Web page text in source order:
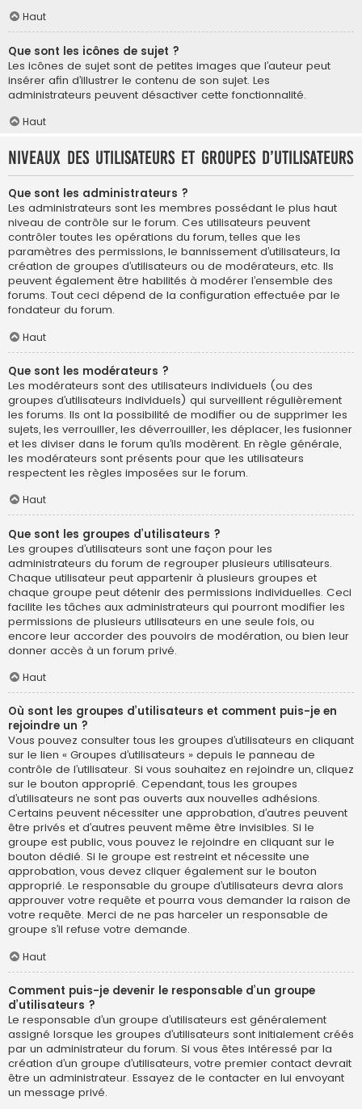
Haut
Que sont les icônes de sujet ?
Les icônes de sujet sont de petites images que l’auteur peut
insérer afin d’illustrer le contenu de son sujet. Les
administrateurs peuvent désactiver cette fonctionnalité.
Haut
Niveaux des utilisateurs et groupes d’utilisateurs
Que sont les administrateurs ?
Les administrateurs sont les membres possédant le plus haut
niveau de contrôle sur le forum. Ces utilisateurs peuvent
contrôler toutes les opérations du forum, telles que les
paramètres des permissions, le bannissement d’utilisateurs, la
création de groupes d’utilisateurs ou de modérateurs, etc. Ils
peuvent également être habilités à modérer l’ensemble des
forums. Tout ceci dépend de la configuration effectuée par le
fondateur du forum.
Haut
Que sont les modérateurs ?
Les modérateurs sont des utilisateurs individuels (ou des
groupes d’utilisateurs individuels) qui surveillent régulièrement
les forums. Ils ont la possibilité de modifier ou de supprimer les
sujets, les verrouiller, les déverrouiller, les déplacer, les fusionner
et les diviser dans le forum qu’ils modèrent. En règle générale,
les modérateurs sont présents pour que les utilisateurs
respectent les règles imposées sur le forum.
Haut
Que sont les groupes d’utilisateurs ?
Les groupes d’utilisateurs sont une façon pour les
administrateurs du forum de regrouper plusieurs utilisateurs.
Chaque utilisateur peut appartenir à plusieurs groupes et
chaque groupe peut détenir des permissions individuelles. Ceci
facilite les tâches aux administrateurs qui pourront modifier les
permissions de plusieurs utilisateurs en une seule fois, ou
encore leur accorder des pouvoirs de modération, ou bien leur
donner accès à un forum privé.
Haut
Où sont les groupes d’utilisateurs et comment puis-je en
rejoindre un ?
Vous pouvez consulter tous les groupes d’utilisateurs en cliquant
sur le lien « Groupes d’utilisateurs » depuis le panneau de
contrôle de l’utilisateur. Si vous souhaitez en rejoindre un, cliquez
sur le bouton approprié. Cependant, tous les groupes
d’utilisateurs ne sont pas ouverts aux nouvelles adhésions.
Certains peuvent nécessiter une approbation, d’autres peuvent
être privés et d’autres peuvent même être invisibles. Si le
groupe est public, vous pouvez le rejoindre en cliquant sur le
bouton dédié. Si le groupe est restreint et nécessite une
approbation, vous devez cliquer également sur le bouton
approprié. Le responsable du groupe d’utilisateurs devra alors
approuver votre requête et pourra vous demander la raison de
votre requête. Merci de ne pas harceler un responsable de
groupe s’il refuse votre demande.
Haut
Comment puis-je devenir le responsable d’un groupe
d’utilisateurs ?
Le responsable d’un groupe d’utilisateurs est généralement
assigné lorsque les groupes d’utilisateurs sont initialement créés
par un administrateur du forum. Si vous êtes intéressé par la
création d’un groupe d’utilisateurs, votre premier contact devrait
être un administrateur. Essayez de le contacter en lui envoyant
un message privé.